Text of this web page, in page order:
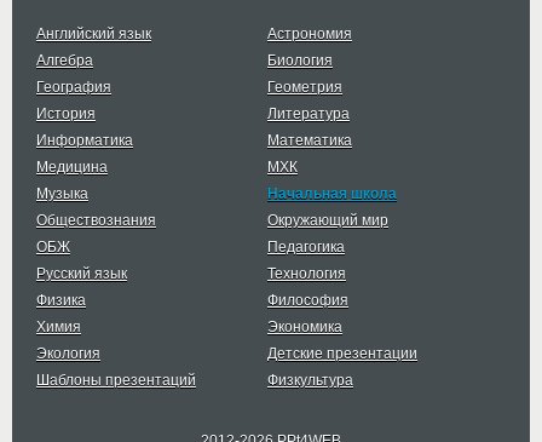
Английский язык
Астрономия
Алгебра
Биология
География
Геометрия
История
Литература
Информатика
Математика
Медицина
МХК
Музыка
Начальная школа
Обществознания
Окружающий мир
ОБЖ
Педагогика
Русский язык
Технология
Физика
Философия
Химия
Экономика
Экология
Детские презентации
Шаблоны презентаций
Физкультура